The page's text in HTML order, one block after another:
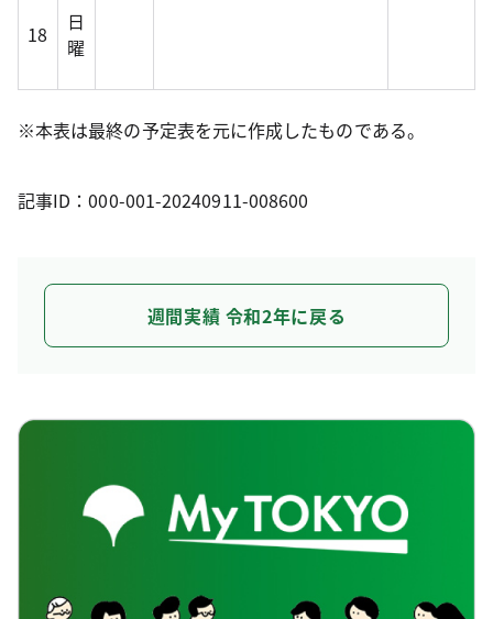
18
日
曜
※本表は最終の予定表を元に作成したものである。
記事ID：000-001-20240911-008600
週間実績 令和2年に戻る